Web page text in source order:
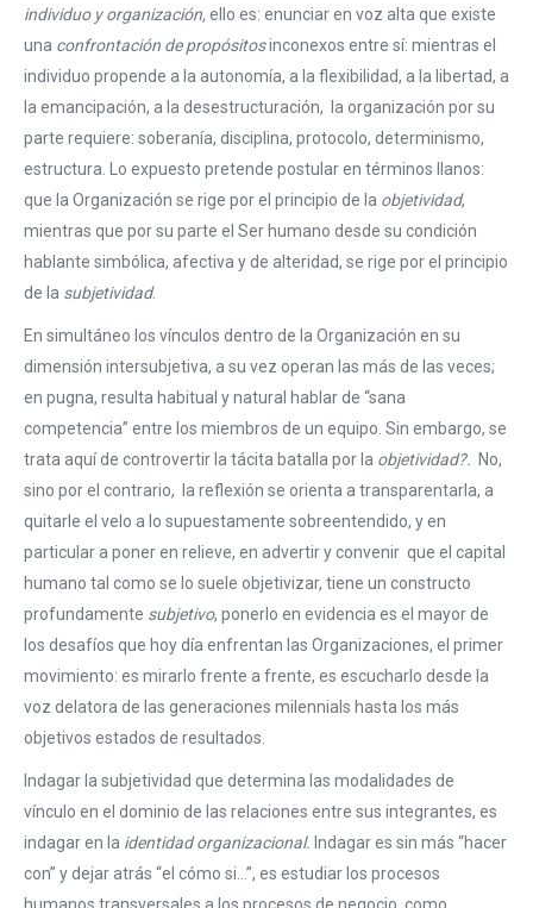
individuo y organización,ello es: enunciar en voz alta que existe
una confrontación de propósitosinconexos entre sí: mientras el
individuo propende a la autonomía, a la flexibilidad, a la libertad, a
la emancipación, a la desestructuración, la organización por su
parte requiere: soberanía, disciplina, protocolo, determinismo,
estructura. Lo expuesto pretende postular en términos llanos:
que la Organización se rige por el principio de la objetividad,
mientras que por su parte el Ser humano desde su condición
hablante simbólica, afectiva y de alteridad, se rige por el principio
de la subjetividad.
En simultáneo los vínculos dentro de la Organización en su
dimensión intersubjetiva, a su vez operan las más de las veces;
en pugna, resulta habitual y natural hablar de “sana
competencia” entre los miembros de un equipo. Sin embargo, se
trata aquí de controvertir la tácita batalla por la objetividad?. No,
sino por el contrario, la reflexión se orienta a transparentarla, a
quitarle el velo a lo supuestamente sobreentendido, y en
particular a poner en relieve, en advertir y convenir que el capital
humano tal como se lo suele objetivizar, tiene un constructo
profundamente subjetivo, ponerlo en evidencia es el mayor de
los desafíos que hoy día enfrentan las Organizaciones, el primer
movimiento: es mirarlo frente a frente, es escucharlo desde la
voz delatora de las generaciones milennials hasta los más
objetivos estados de resultados.
Indagar la subjetividad que determina las modalidades de
vínculo en el dominio de las relaciones entre sus integrantes, es
indagar en la identidad organizacional. Indagar es sin más “hacer
con” y dejar atrás “el cómo si…”, es estudiar los procesos